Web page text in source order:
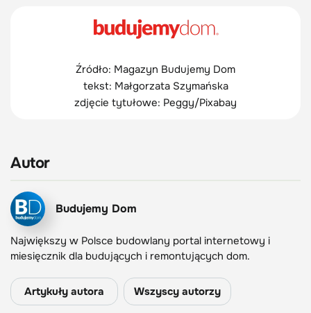
Źródło: Magazyn Budujemy Dom
tekst: Małgorzata Szymańska
zdjęcie tytułowe: Peggy/Pixabay
Autor
Budujemy Dom
Największy w Polsce budowlany portal internetowy i
miesięcznik dla budujących i remontujących dom.
Artykuły autora Wszyscy autorzy